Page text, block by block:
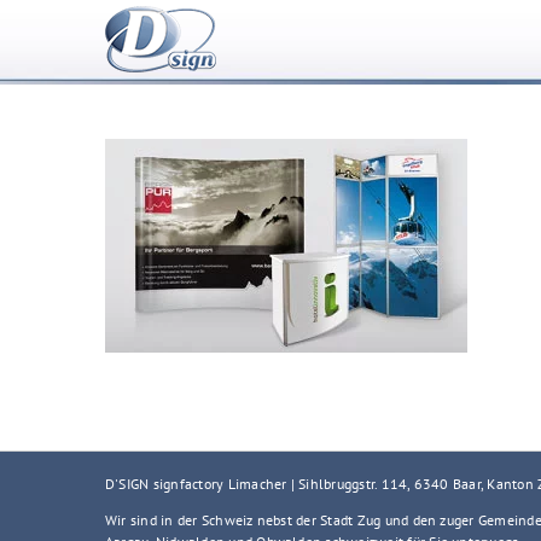
D'SIGN signfactory Limacher | Sihlbruggstr. 114, 6340 Baar,
Wir sind in der Schweiz nebst der Stadt Zug und den zuger